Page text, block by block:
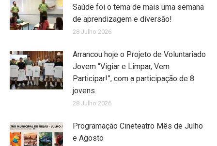
Saúde foi o tema de mais uma semana
de aprendizagem e diversão!
28 Julho 2026
Arrancou hoje o Projeto de Voluntariado
Jovem “Vigiar e Limpar, Vem
Participar!”, com a participação de 8
jovens.
28 Julho 2026
Programação Cineteatro Mês de Julho
e Agosto